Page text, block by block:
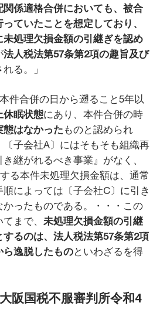
関係適格合併においても、被合
ていたことを想定しており、
未処理欠損金額の引継ぎを認め
法人税法第57条第2項の趣旨及び
る。」
件合併の日から遡ること5年以
休眠状態にあり、本件合併の時
態はなかった ものと認められ
〔子会社A〕にはそもそも組織再
継がれるべき事業』がなく、
する本件未処理欠損金額は、通常
によっては〔子会社C〕に引き
ったものである。・・・この
まで、 未処理欠損金額の引継
するのは、法人税法第57条第2項
ら逸脱したものといわざるを得
阪国税不服審判所令和4